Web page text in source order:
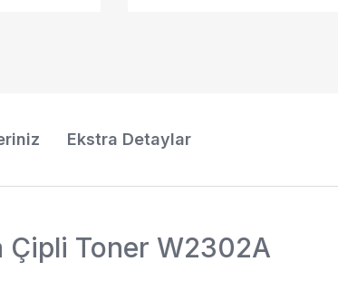
Ekstra Detaylar
Çipli Toner W2302A